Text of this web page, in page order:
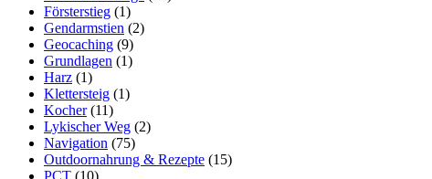
Försterstieg (1)
Gendarmstien (2)
Geocaching (9)
Grundlagen (1)
Harz (1)
Klettersteig (1)
Kocher(11)
Lykischer Weg (2)
Navigation (75)
Outdoornahrung & Rezepte (15)
PCT (10)